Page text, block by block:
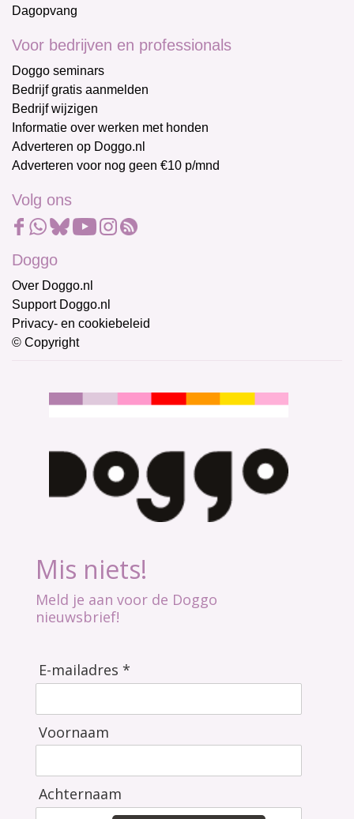
Dagopvang
Voor bedrijven en professionals
Doggo seminars
Bedrijf gratis aanmelden
Bedrijf wijzigen
Informatie over werken met honden
Adverteren op Doggo.nl
Adverteren voor nog geen €10 p/mnd
Volg ons
Doggo
Over Doggo.nl
Support Doggo.nl
Privacy- en cookiebeleid
© Copyright
Mis niets!
Meld je aan voor de Doggo
nieuwsbrief!
E-mailadres *
Voornaam
Achternaam